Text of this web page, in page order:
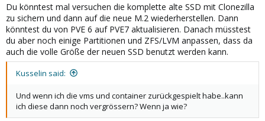
Du könntest mal versuchen die komplette alte SSD mit Clonezilla
zu sichern und dann auf die neue M.2 wiederherstellen. Dann
könntest du von PVE 6 auf PVE7 aktualisieren. Danach müsstest
du aber noch einige Partitionen und ZFS/LVM anpassen, dass da
auch die volle Größe der neuen SSD benutzt werden kann.
Kusselin said:
Und wenn ich die vms und container zurückgespielt habe..kann
ich diese dann noch vergrössern? Wenn ja wie?